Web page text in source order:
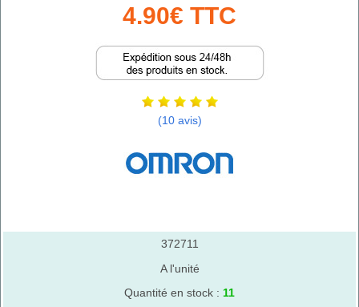
4.90€ TTC
(10 avis)
372711
A l'unité
Quantité en stock : 11